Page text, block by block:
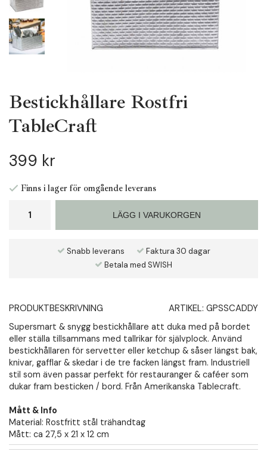
Bestickhållare Rostfri
TableCraft
399 kr
Finns i lager för omgående leverans
LÄGG I VARUKORGEN
Snabb leverans
Faktura 30 dagar
Betala med SWISH
PRODUKTBESKRIVNING ARTIKEL: GPSSCADDY
Supersmart & snygg bestickhållare att duka med på bordet
eller ställa tillsammans med tallrikar för självplock. Använd
bestickhållaren för servetter eller ketchup & såser längst bak,
knivar, gafflar & skedar i de tre facken längst fram. Industriell
stil som även passar perfekt för restauranger & caféer som
dukar fram besticken / bord. Från Amerikanska Tablecraft.
Mått & Info
Material: Rostfritt stål trähandtag
Mått: ca 27,5 x 21 x 12 cm